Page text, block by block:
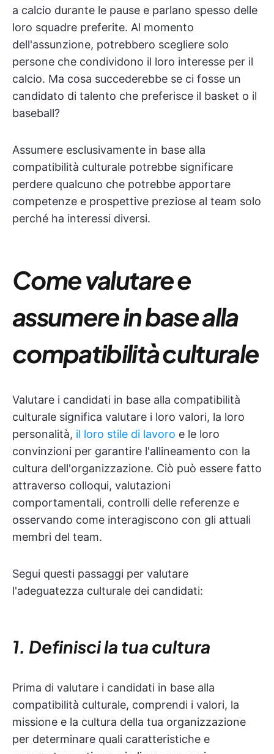
a calcio durante le pause e parlano spesso delle
loro squadre preferite. Al momento
dell'assunzione, potrebbero scegliere solo
persone che condividono il loro interesse per il
calcio. Ma cosa succederebbe se ci fosse un
candidato di talento che preferisce il basket o il
baseball?
Assumere esclusivamente in base alla
compatibilità culturale potrebbe significare
perdere qualcuno che potrebbe apportare
competenze e prospettive preziose al team solo
perché ha interessi diversi.
Come valutare e
assumere in base alla
compatibilità culturale
Valutare i candidati in base alla compatibilità
culturale significa valutare i loro valori, la loro
personalità, il loro stile di lavoro e le loro
convinzioni per garantire l'allineamento con la
cultura dell'organizzazione. Ciò può essere fatto
attraverso colloqui, valutazioni
comportamentali, controlli delle referenze e
osservando come interagiscono con gli attuali
membri del team.
Segui questi passaggi per valutare
l'adeguatezza culturale dei candidati:
1. Definisci la tua cultura
Prima di valutare i candidati in base alla
compatibilità culturale, comprendi i valori, la
missione e la cultura della tua organizzazione
per determinare quali caratteristiche e